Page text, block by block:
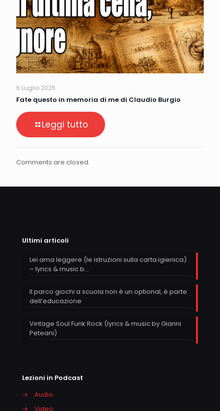
6 Luglio 2026
Fate questo in memoria di me di Claudio Burgio
Leggi tutto
Comments are closed.
Ultimi articoli
Lei ama leggere (le istruzioni sulla carta igienica)
– lyrics & music b…
Il parco giochi a scuola non è un optional, è parte
dell’educazione
Vintage Soul Funk Rock (lyrics & music by Gianni
Peteani)
Lezioni in Podcast
→
Audio
→
Video